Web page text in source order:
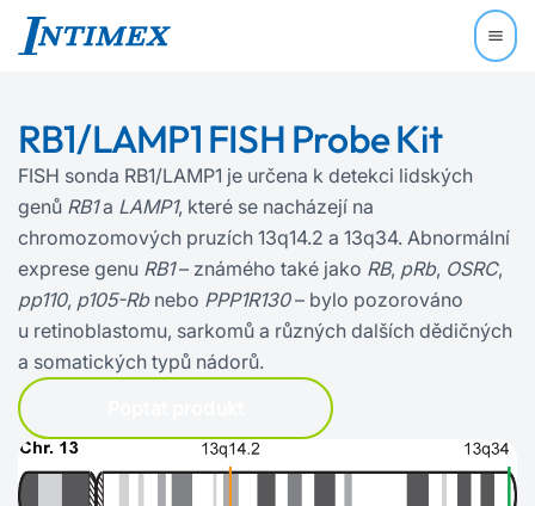
RB1/LAMP1 FISH Probe Kit
FISH sonda RB1/LAMP1 je určena k detekci lidských
genů RB1a LAMP1, které se nacházejí na
chromozomových pruzích 13q14.2 a 13q34. Abnormální
exprese genu RB1– známého také jako RB, pRb, OSRC,
pp110, p105-Rbnebo PPP1R130– bylo pozorováno
u retinoblastomu, sarkomů a různých dalších dědičných
a somatických typů nádorů.